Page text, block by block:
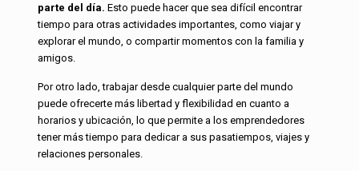
parte del día. Esto puede hacer que sea difícil encontrar
tiempo para otras actividades importantes, como viajar y
explorar el mundo, o compartir momentos con la familia y
amigos.
Por otro lado, trabajar desde cualquier parte del mundo
puede ofrecerte más libertad y flexibilidad en cuanto a
horarios y ubicación, lo que permite a los emprendedores
tener más tiempo para dedicar a sus pasatiempos, viajes y
relaciones personales.